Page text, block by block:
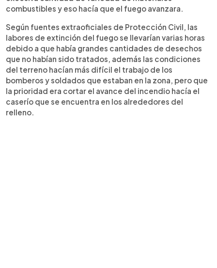
combustibles y eso hacía que el fuego avanzara.
Según fuentes extraoficiales de Protección Civil, las
labores de extinción del fuego se llevarían varias horas
debido a que había grandes cantidades de desechos
que no habían sido tratados, además las condiciones
del terreno hacían más difícil el trabajo de los
bomberos y soldados que estaban en la zona, pero que
la prioridad era cortar el avance del incendio hacía el
caserío que se encuentra en los alrededores del
relleno.